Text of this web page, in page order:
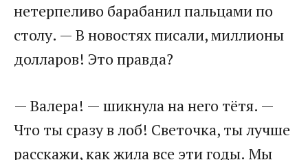
нетерпеливо барабанил пальцами по
столу. — В новостях писали, миллионы
долларов! Это правда?
— Валера! — шикнула на него тётя. —
Что ты сразу в лоб! Светочка, ты лучше
расскажи, как жила все эти годы. Мы